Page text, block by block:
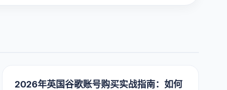
2026年英国谷歌账号购买实战指南：如何